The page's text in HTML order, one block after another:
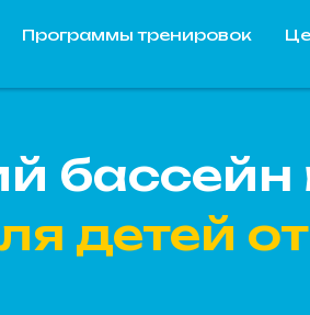
Программы тренировок
бассейн
детей